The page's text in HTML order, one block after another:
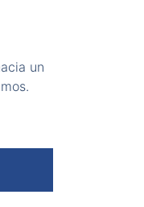
un